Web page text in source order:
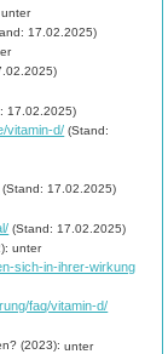
unter
17.02.2025)
17.02.2025)
vitamin-d/ (Stand:
(Stand: 17.02.2025)
(Stand: 17.02.2025)
unter
sich-in-ihrer-wirkung
faq/vitamin-d/
(2023):unter